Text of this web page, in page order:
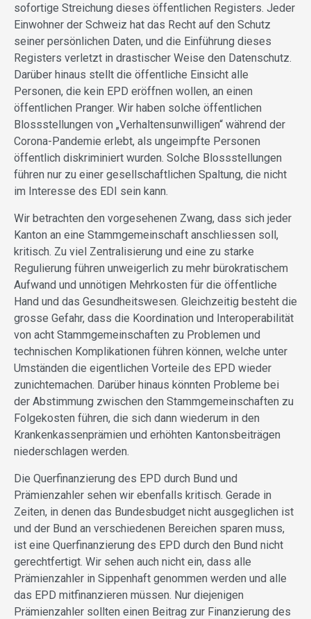
sofortige Streichung dieses öffentlichen Registers. Jeder
Einwohner der Schweiz hat das Recht auf den Schutz
seiner persönlichen Daten, und die Einführung dieses
Registers verletzt in drastischer Weise den Datenschutz.
Darüber hinaus stellt die öffentliche Einsicht alle
Personen, die kein EPD eröffnen wollen, an einen
öffentlichen Pranger. Wir haben solche öffentlichen
Blossstellungen von „Verhaltensunwilligen“ während der
Corona-Pandemie erlebt, als ungeimpfte Personen
öffentlich diskriminiert wurden. Solche Blossstellungen
führen nur zu einer gesellschaftlichen Spaltung, die nicht
im Interesse des EDI sein kann.
Wir betrachten den vorgesehenen Zwang, dass sich jeder
Kanton an eine Stammgemeinschaft anschliessen soll,
kritisch. Zu viel Zentralisierung und eine zu starke
Regulierung führen unweigerlich zu mehr bürokratischem
Aufwand und unnötigen Mehrkosten für die öffentliche
Hand und das Gesundheitswesen. Gleichzeitig besteht die
grosse Gefahr, dass die Koordination und Interoperabilität
von acht Stammgemeinschaften zu Problemen und
technischen Komplikationen führen können, welche unter
Umständen die eigentlichen Vorteile des EPD wieder
zunichtemachen. Darüber hinaus könnten Probleme bei
der Abstimmung zwischen den Stammgemeinschaften zu
Folgekosten führen, die sich dann wiederum in den
Krankenkassenprämien und erhöhten Kantonsbeiträgen
niederschlagen werden.
Die Querfinanzierung des EPD durch Bund und
Prämienzahler sehen wir ebenfalls kritisch. Gerade in
Zeiten, in denen das Bundesbudget nicht ausgeglichen ist
und der Bund an verschiedenen Bereichen sparen muss,
ist eine Querfinanzierung des EPD durch den Bund nicht
gerechtfertigt. Wir sehen auch nicht ein, dass alle
Prämienzahler in Sippenhaft genommen werden und alle
das EPD mitfinanzieren müssen. Nur diejenigen
Prämienzahler sollten einen Beitrag zur Finanzierung des